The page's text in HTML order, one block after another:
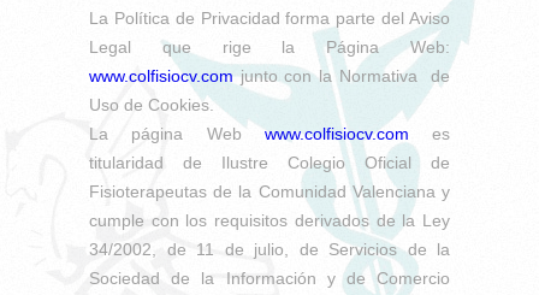
La Política de Privacidad forma parte del Aviso
Legal que rige la Página Web:
www.colfisiocv.comjunto con la Normativa de
Uso de Cookies.
La página Webwww.colfisiocv.com es
titularidad de Ilustre Colegio Oficial de
Fisioterapeutas de la Comunidad Valenciana y
cumple con los requisitos derivados de la Ley
34/2002, de 11 de julio, de Servicios de la
Sociedad de la Información y de Comercio